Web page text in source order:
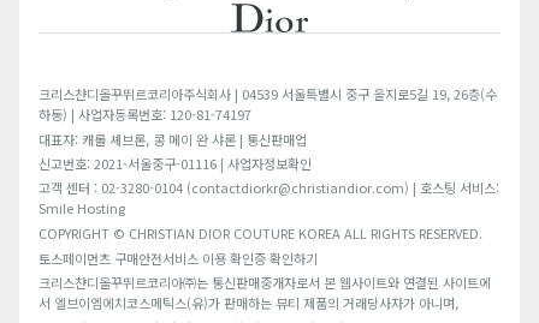
크리스챤디올꾸뛰르코리아주식회사 | 04539 서울특별시 중구 을지로5길 19, 26층(수
하동) | 사업자등록번호: 120-81-74197
대표자: 캐롤 셰브론, 콩 메이 완 샤론 | 통신판매업
신고번호: 2021-서울중구-01116 | 사업자정보확인
고객 센터 : 02-3280-0104 (contactdiorkr@christiandior.com) | 호스팅 서비스:
Smile Hosting
COPYRIGHT © CHRISTIAN DIOR COUTURE KOREA ALL RIGHTS RESERVED.
토스페이먼츠 구매안전서비스 이용 확인증 확인하기
크리스챤디올꾸뛰르코리아㈜는 통신판매중개자로서 본 웹사이트와 연결된 사이트에
서 엘브이엠에치코스메틱스(유)가 판매하는 뷰티 제품의 거래당사자가 아니며,